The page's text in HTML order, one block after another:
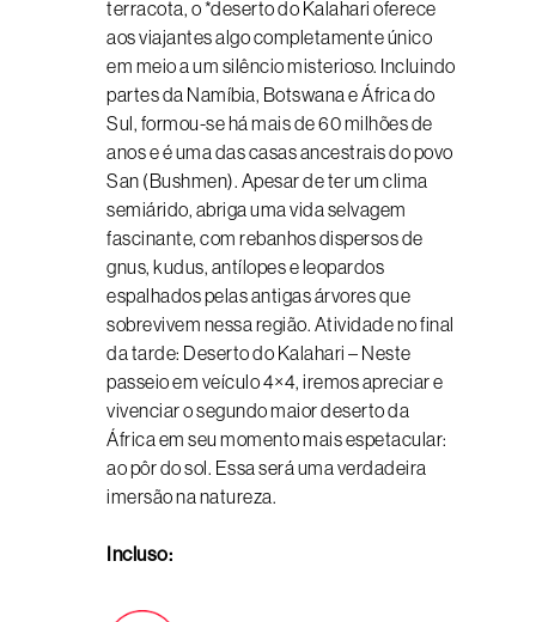
terracota, o *deserto do Kalahari oferece
aos viajantes algo completamente único
em meio a um silêncio misterioso. Incluindo
partes da Namíbia, Botswana e África do
Sul, formou-se há mais de 60 milhões de
anos e é uma das casas ancestrais do povo
San (Bushmen). Apesar de ter um clima
semiárido, abriga uma vida selvagem
fascinante, com rebanhos dispersos de
gnus, kudus, antílopes e leopardos
espalhados pelas antigas árvores que
sobrevivem nessa região. Atividade no final
da tarde: Deserto do Kalahari – Neste
passeio em veículo 4×4, iremos apreciar e
vivenciar o segundo maior deserto da
África em seu momento mais espetacular:
ao pôr do sol. Essa será uma verdadeira
imersão na natureza.
Incluso: